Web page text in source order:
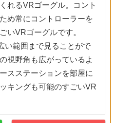
れるVRゴーグル。コント
め常にコントローラーを
いVRゴーグルです。
い範囲まで見ることがで
視野角も広がっているよ
スステーションを部屋に
キングも可能のすごいVR